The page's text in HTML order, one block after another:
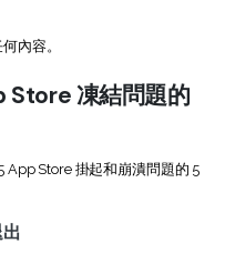
內容。
Store 凍結問題的
App Store 掛起和崩潰問題的 5